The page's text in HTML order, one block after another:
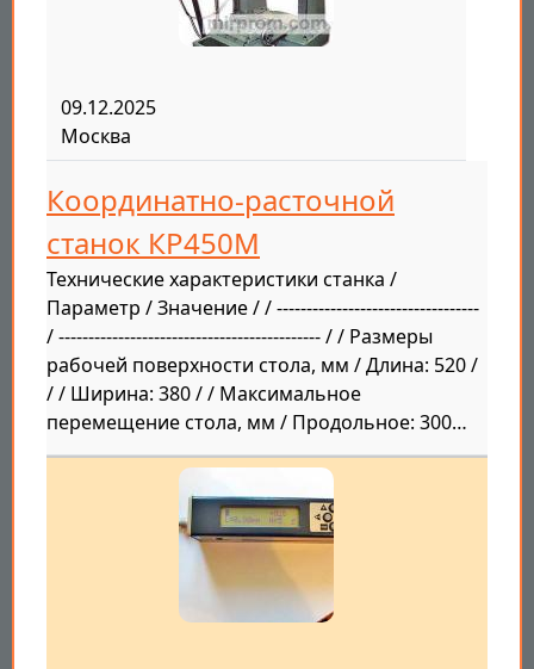
09.12.2025
Москва
Координатно-расточной
станок КР450М
Технические характеристики станка /
Параметр / Значение / / ----------------------------------
/ -------------------------------------------- / / Размеры
рабочей поверхности стола, мм / Длина: 520 /
/ / Ширина: 380 / / Максимальное
перемещение стола, мм / Продольное: 300…